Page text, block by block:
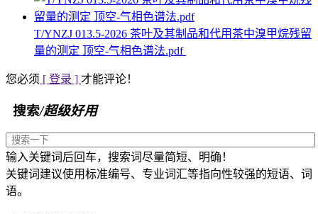
T/YNZJ 013.5-2026 茶叶及其制品和代用茶中溴甲烷残留
量的测定 顶空-气相色谱法.pdf
您必须 [ 登录 ] 才能评论！
搜索/超级好用
输入关键词后回车，搜索词尽量简短、明确！
关键词建议使用标准编号、专业词汇等指向性较强的短语、词
语。